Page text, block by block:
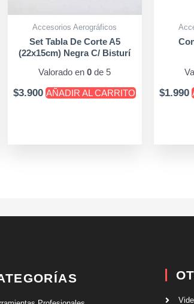
Accesorios Aerográficos
Set Tabla De Corte A5
(22x15cm) Negra C/ Bisturí
Valorado en0 de 5
$3.900 AÑADIR AL CARRITO $1.990